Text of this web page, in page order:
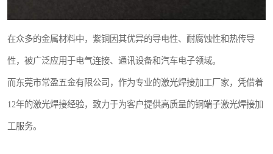
在众多的金属材料中，紫铜因其优异的导电性、耐腐蚀性和热传导
性，被广泛应用于电气连接、通讯设备和汽车电子领域。
而东莞市常盈五金有限公司，作为专业的激光焊接加工厂家，凭借着
12年的激光焊接经验，致力于为客户提供高质量的铜端子激光焊接加
工服务。